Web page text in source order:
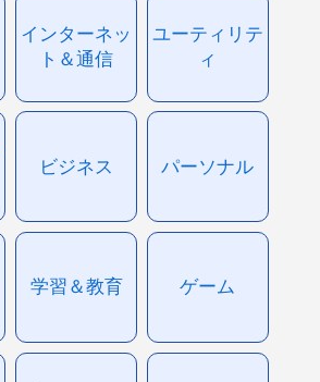
インターネッ
ト＆通信
ユーティリテ
ィ
ビジネス パーソナル
学習＆教育 ゲーム